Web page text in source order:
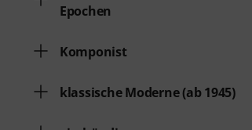
Epochen
Komponist
klassische Moderne (ab 1945)